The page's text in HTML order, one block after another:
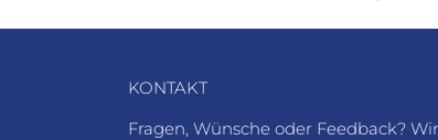
KONTAKT
Fragen, Wünsche oder Feedback?